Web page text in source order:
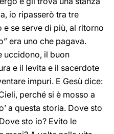
io ripasserò tra tre
se serve di più, al ritorno
era uno che pagava.
uccidono, il buon
e il levita e il sacerdote
impuri. E Gesù dice:
perché si è mosso a
a questa storia. Dove sto
sto io? Evito le